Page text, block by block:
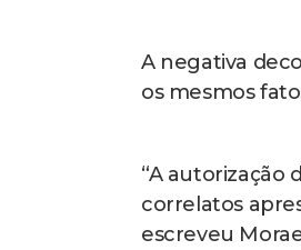
A negativa
os mesmos
“A
correlatos
escreveu